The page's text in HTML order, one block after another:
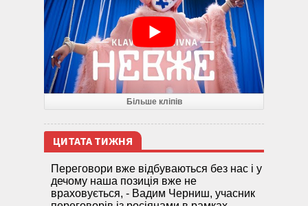
Більше кліпів
ЦИТАТА ТИЖНЯ
Переговори вже відбуваються без нас і у
дечому наша позиція вже не
враховується, - Вадим Черниш, учасник